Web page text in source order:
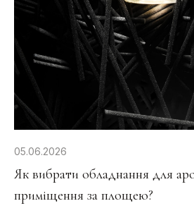
05.06.2026
Як вибрати обладнання для
приміщення за площею?